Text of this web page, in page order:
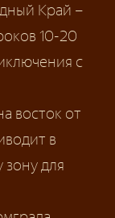
Край –
10-20
с
восток от
в
для